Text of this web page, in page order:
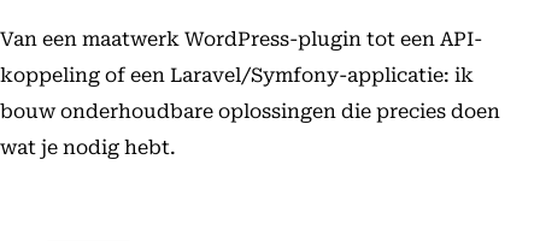
Van een maatwerk WordPress-plugin tot een API-
koppeling of een Laravel/Symfony-applicatie: ik
bouw onderhoudbare oplossingen die precies doen
wat je nodig hebt.